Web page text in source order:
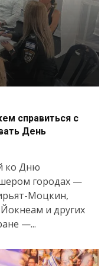
справиться с
День
ко Дню
городах —
Моцкин,
и других
—...